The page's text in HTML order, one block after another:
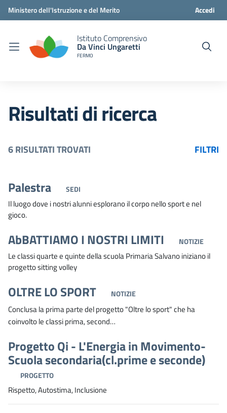
Ministero dell'Istruzione e del Merito Accedi
Istituto Comprensivo
Da Vinci Ungaretti
FERMO
Risultati di ricerca
6 RISULTATI TROVATI FILTRI
Palestra SEDI
Il luogo dove i nostri alunni esplorano il corpo nello sport e nel
gioco.
AbBATTIAMO I NOSTRI LIMITI NOTIZIE
Le classi quarte e quinte della scuola Primaria Salvano iniziano il
progetto sitting volley
OLTRE LO SPORT NOTIZIE
Conclusa la prima parte del progetto "Oltre lo sport" che ha
coinvolto le classi prima, second…
Progetto Qi - L'Energia in Movimento-
Scuola secondaria(cl.prime e seconde)
PROGETTO
Rispetto, Autostima, Inclusione